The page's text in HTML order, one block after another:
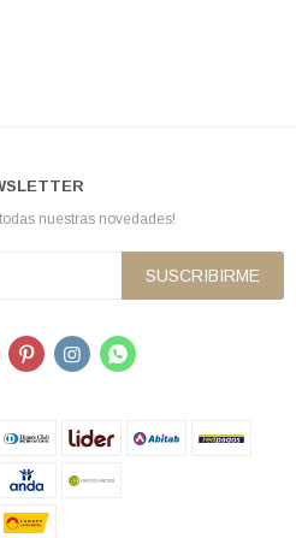
nuestras novedades!
SUSCRIBIRME
  